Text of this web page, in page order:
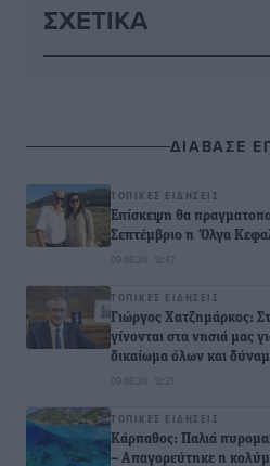
ΣΧΕΤΙΚΆ
ΔΙΑΒΑΣΕ
ΤΟΠΙΚΈΣ ΕΙΔΉΣΕΙΣ
Επίσκεψη θα
Σεπτέμβριο η Όλγα
09.08.26 · 12:47
ΤΟΠΙΚΈΣ ΕΙΔΉΣΕΙΣ
Γιώργος Χατζημάρκος:
γίνονται στα νησιά μας
δικαίωμα όλων και
09.08.26 · 12:21
ΤΟΠΙΚΈΣ ΕΙΔΉΣΕΙΣ
Κάρπαθος: Παλιά
– Απαγορεύτηκε η